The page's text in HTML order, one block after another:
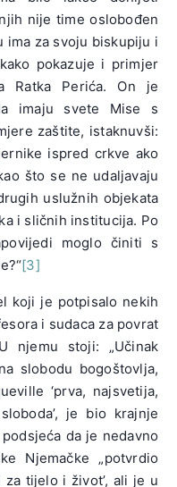
nije time oslobođen
ima za svoju biskupiju i
pokazuje i primjer
Ratka Perića. On je
imaju svete Mise s
zaštite, istaknuvši:
ispred crkve ako
što se ne udaljavaju
uslužnih objekata
i sličnih institucija. Po
moglo činiti s
[3]
koji je potpisalo nekih
i sudaca za povrat
njemu stoji: „Učinak
slobodu bogoštovlja,
‘prva, najsvetija,
je bio krajnje
da je nedavno
Njemačke „potvrdio
za tijelo i život’, ali je u